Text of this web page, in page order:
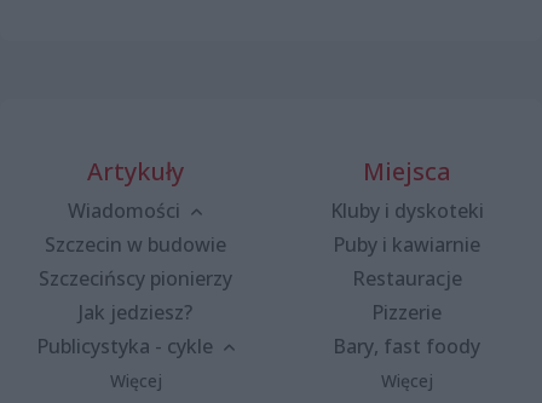
Artykuły
Wiadomości
Szczecin w budowie
Szczecińscy pionierzy
Jak jedziesz?
Publicystyka - cykle
Więcej
Miejsca
Kluby i dyskoteki
Puby i kawiarnie
Restauracje
Pizzerie
Bary, fast foody
Więcej